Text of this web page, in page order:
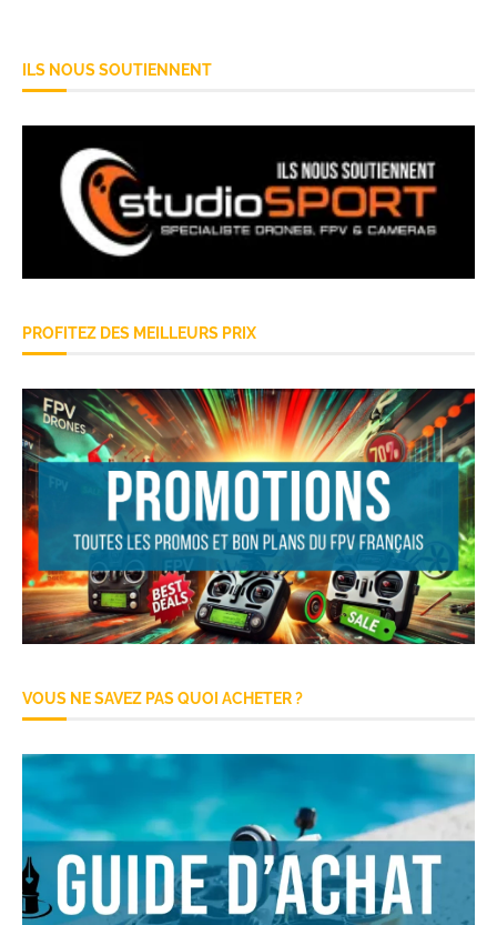
ILS NOUS SOUTIENNENT
PROFITEZ DES MEILLEURS PRIX
VOUS NE SAVEZ PAS QUOI ACHETER ?